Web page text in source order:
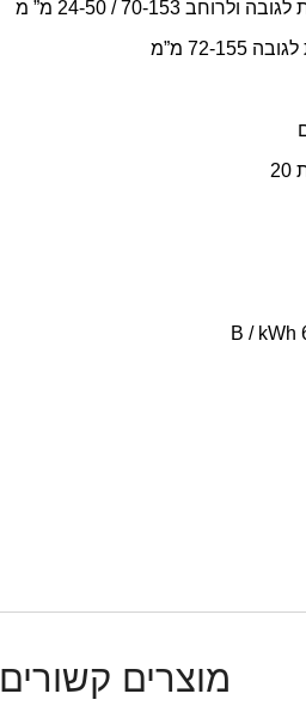
70-153 / 24-50 מ” מ
155 מ”מ
מוצרים קשורים